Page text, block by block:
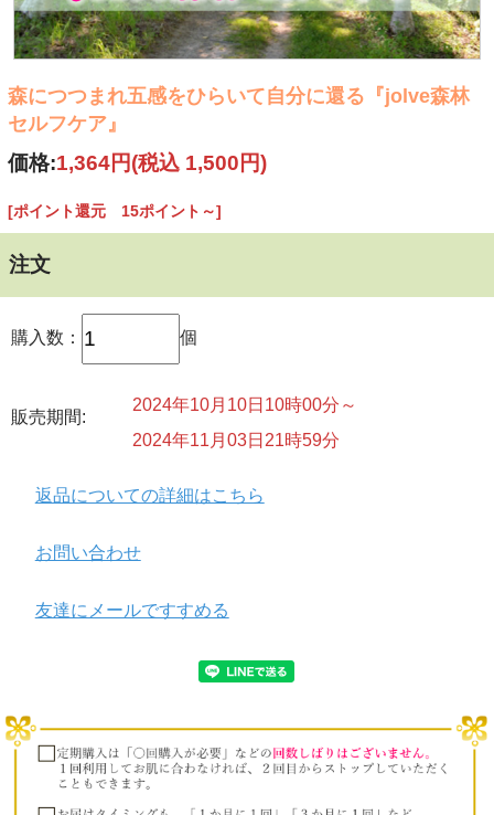
「自然の力を借りてストレスから解放し、人生を愉しめるよ
うにする」
ことが目的なので、
・運動もしません。
ただひたすらに、大自然の中に身を置いて、
自分自身にフォーカスして、
本来のご自身を輝かせていただくためのワークです。
とても癒されるワークですので、
※2025年５月頃、富士山の麓・山中湖でリトリートを行い
そちらもお楽しみに！
■日時
2024年11月４日（祝）
10:00～12:30 ※10:00集合
森につつまれ五感をひらいて自分に還る『jolve森林
セルフケア』
価格:1,364円(税込 1,500円)
[ポイント還元 15ポイント～]
注文
購入数： 個
販売期間:
2024年10月10日10時00分～
2024年11月03日21時59分
返品についての詳細はこちら
お問い合わせ
友達にメールですすめる